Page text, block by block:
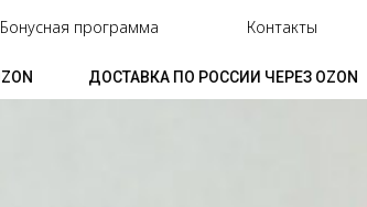
Бонусная программа Контакты
ДОСТАВКА ПО РОССИИ ЧЕРЕЗ OZON